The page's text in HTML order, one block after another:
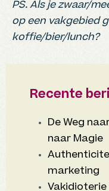
PS. Als je zwaar/
op een vakgebied
koffie/bier/lunch?
Recente
De Weg
naar Magie
marketing